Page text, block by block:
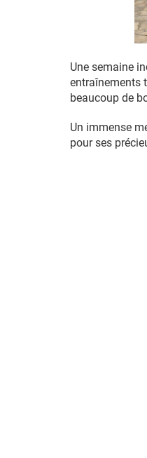
Une semaine
entraînements
beaucoup de
Un immense
pour ses